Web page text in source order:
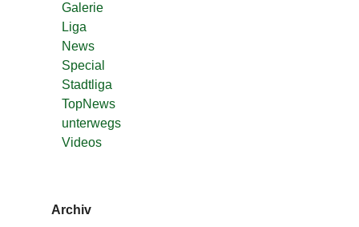
Galerie
Liga
News
Special
Stadtliga
TopNews
unterwegs
Videos
Archiv